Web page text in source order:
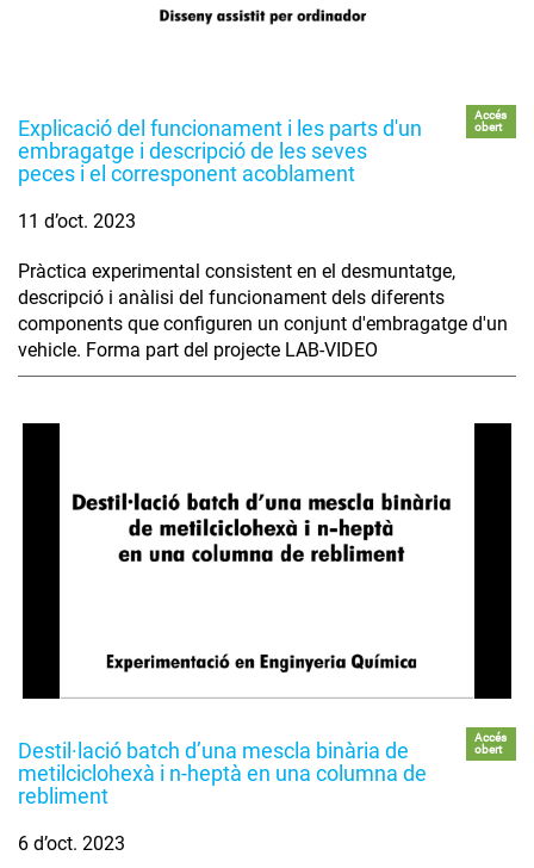
Explicació del funcionament i les parts d'un
embragatge i descripció de les seves
peces i el corresponent acoblament
Accés
obert
11 d’oct. 2023
Pràctica experimental consistent en el desmuntatge,
descripció i anàlisi del funcionament dels diferents
components que configuren un conjunt d'embragatge d'un
vehicle. Forma part del projecte LAB-VIDEO
Destil·lació batch d’una mescla binària de
metilciclohexà i n-heptà en una columna de
rebliment
Accés
obert
6 d’oct. 2023